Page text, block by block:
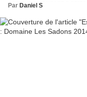
Par Daniel S